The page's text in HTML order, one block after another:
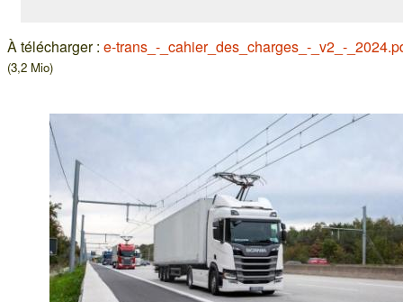
À télécharger : e-trans_-_cahier_des_charges_-_v2_-
(3,2 Mio)